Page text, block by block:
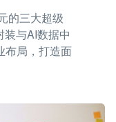
的三大超级
与AI数据中
布局，打造面